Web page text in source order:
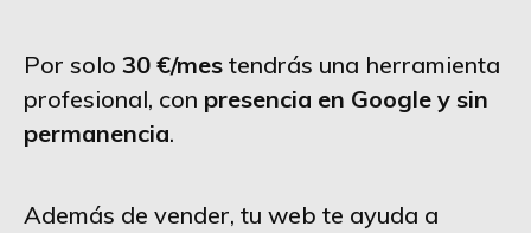
Por solo 30 €/mes tendrás una herramienta
profesional, con presencia en Google y sin
permanencia.
Además de vender, tu web te ayuda a